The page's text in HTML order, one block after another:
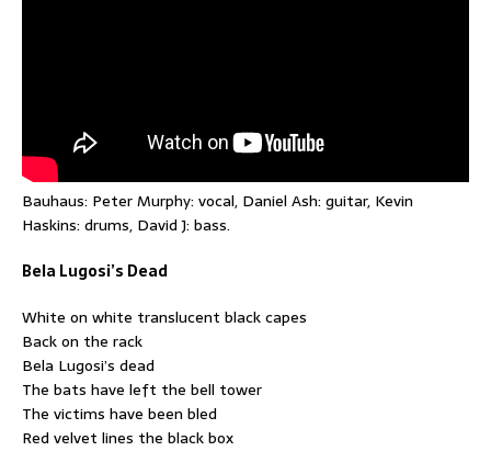
Bauhaus: Peter Murphy: vocal, Daniel Ash: guitar, Kevin
Haskins: drums, David J: bass.
Bela Lugosi’s Dead
White on white translucent black capes
Back on the rack
Bela Lugosi’s dead
The bats have left the bell tower
The victims have been bled
Red velvet lines the black box